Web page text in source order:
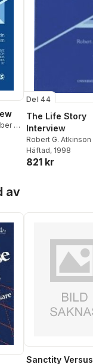
F.
antal röster:
Del 44
The Life Story
Interview
Robert G. Atkinson
Häftad, 1998
821 kr
av
Sanctity Versus